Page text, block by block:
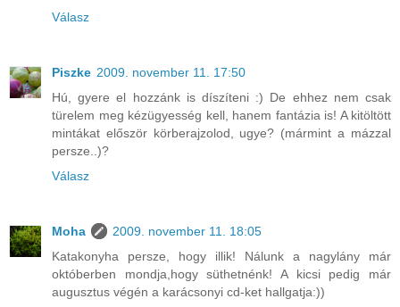
Válasz
Piszke 2009. november 11. 17:50
Hú, gyere el hozzánk is díszíteni :) De ehhez nem csak
türelem meg kézügyesség kell, hanem fantázia is! A kitöltött
mintákat először körberajzolod, ugye? (mármint a mázzal
persze..)?
Válasz
Moha
2009. november 11. 18:05
Katakonyha persze, hogy illik! Nálunk a nagylány már
októberben mondja,hogy süthetnénk! A kicsi pedig már
augusztus végén a karácsonyi cd-ket hallgatja:))